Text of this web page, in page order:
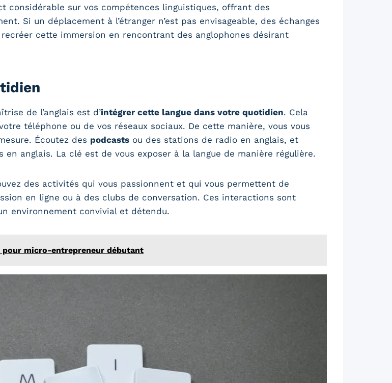
considérable sur vos compétences linguistiques, offrant des
Si un déplacement à l’étranger n’est pas envisageable, des échanges
cette immersion en rencontrant des anglophones désirant
de l’anglais est d’intégrer cette langue dans votre quotidien. Cela
téléphone ou de vos réseaux sociaux. De cette manière, vous vous
Écoutez des podcasts ou des stations de radio en anglais, et
anglais. La clé est de vous exposer à la langue de manière régulière.
des activités qui vous passionnent et qui vous permettent de
en ligne ou à des clubs de conversation. Ces interactions sont
environnement convivial et détendu.
pour micro-entrepreneur débutant